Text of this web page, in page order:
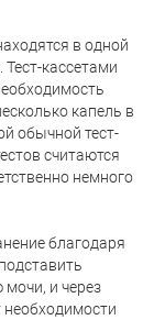
в одной
кассетами
капель в
обычной тест-
считаются
немного
благодаря
мочи, и через
необходимости